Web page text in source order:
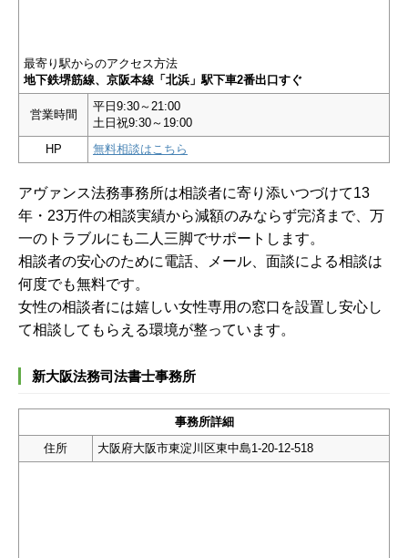
最寄り駅からのアクセス方法
地下鉄堺筋線、京阪本線「北浜」駅下車2番出口すぐ
営業時間
平日9:30～21:00
土日祝9:30～19:00
HP
無料相談はこちら
アヴァンス法務事務所は相談者に寄り添いつづけて13
年・23万件の相談実績から減額のみならず完済まで、万
一のトラブルにも二人三脚でサポートします。
相談者の安心のために電話、メール、面談による相談は
何度でも無料です。
女性の相談者には嬉しい女性専用の窓口を設置し安心し
て相談してもらえる環境が整っています。
新大阪法務司法書士事務所
事務所詳細
住所
大阪府大阪市東淀川区東中島1-20-12-518